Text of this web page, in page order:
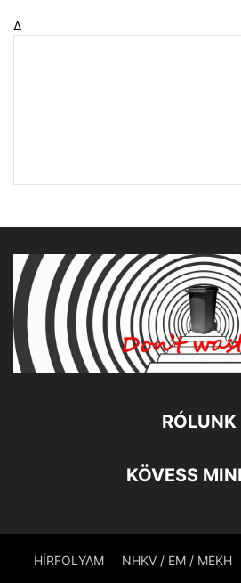
Δ
RÓLUNK
KÖVESS
HÍRFOLYAM NHKV / EM / MEKH